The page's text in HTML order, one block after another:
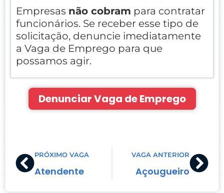
Empresas não cobram para contratar
funcionários. Se receber esse tipo de
solicitação, denuncie imediatamente
a Vaga de Emprego para que
possamos agir.
Denunciar Vaga de Emprego
Prev
PRÓXIMO VAGA
Atendente
VAGA ANTERIOR
Açougueiro